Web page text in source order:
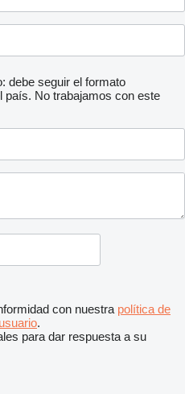
debe seguir el formato
país. No trabajamos con este
con nuestra política de
.
para dar respuesta a su